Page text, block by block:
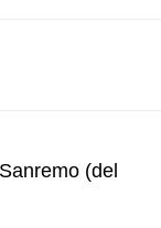
(del